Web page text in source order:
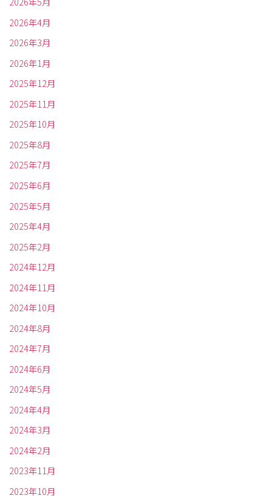
2026年4月
2026年3月
2026年1月
2025年12月
2025年11月
2025年10月
2025年8月
2025年7月
2025年6月
2025年5月
2025年4月
2025年2月
2024年12月
2024年11月
2024年10月
2024年8月
2024年7月
2024年6月
2024年5月
2024年4月
2024年3月
2024年2月
2023年11月
2023年10月